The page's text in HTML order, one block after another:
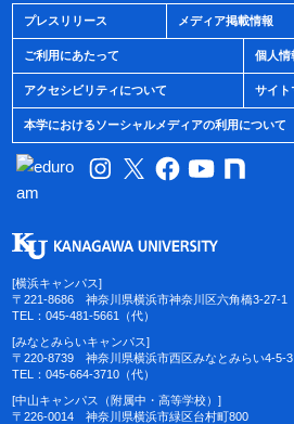
プレスリリース メディア掲載情報
ご利用にあたって 個人情
アクセシビリティについて サイト
本学におけるソーシャルメディアの利用について
[横浜キャンパス]
〒221-8686 神奈川県横浜市神奈川区六角橋3-27-1
TEL：045-481-5661（代）
[みなとみらいキャンパス]
〒220-8739 神奈川県横浜市西区みなとみらい4-5-3
TEL：045-664-3710（代）
[中山キャンパス（附属中・高等学校）]
〒226-0014 神奈川県横浜市緑区台村町800